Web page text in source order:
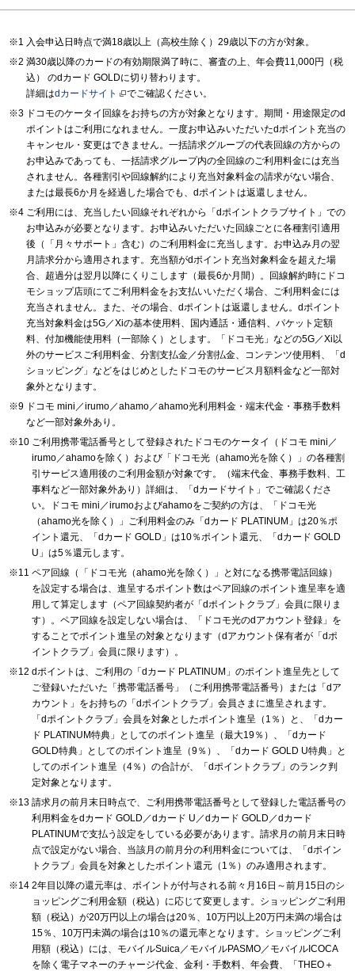
入会申込日時点で満18歳以上（高校生除く）29歳以下の方が対象。
満30歳以降のカードの有効期限満了時に、審査の上、年会費11,000円（税
込） のdカード GOLDに切り替わります。
詳細はdカードサイト
でご確認ください。
ドコモのケータイ回線をお持ちの方が対象となります。期間・用途限定のd
ポイントはご利用になれません。一度お申込みいただいたdポイント充当の
キャンセル・変更はできません。一括請求グループの代表回線の方からの
お申込みであっても、一括請求グループ内の全回線のご利用料金には充当
されません。各種割引や回線解約により充当対象料金の請求がない場合、
または最長6か月を経過した場合でも、dポイントは返還しません。
ご利用には、充当したい回線それぞれから「dポイントクラブサイト」での
お申込みが必要となります。お申込みいただいた回線ごとに各種割引適用
後（「月々サポート」含む）のご利用料金に充当します。お申込み月の翌
月請求分から適用されます。充当額がdポイント充当対象料金を超えた場
合、超過分は翌月以降にくりこします（最長6か月間）。回線解約時にドコ
モショップ店頭にてご利用料金をお支払いいただく場合、ご利用料金には
充当されません。また、その場合、dポイントは返還しません。dポイント
充当対象料金は5G／Xiの基本使用料、国内通話・通信料、パケット定額
料、付加機能使用料（一部除く）とします。「ドコモ光」などの5G／Xi以
外のサービスご利用料金、分割支払金／分割払金、コンテンツ使用料、「d
ショッピング」などをはじめとしたドコモのサービス月額料金など一部対
象外となります。
ドコモ mini／irumo／ahamo／ahamo光利用料金・端末代金・事務手数料
など一部対象外あり。
ご利用携帯電話番号として登録されたドコモのケータイ（ドコモ mini／
irumo／ahamoを除く）および「ドコモ光（ahamo光を除く）」の各種割
引サービス適用後のご利用金額が対象です。（端末代金、事務手数料、工
事料など一部対象外あり）詳細は、「dカードサイト」でご確認くださ
い。ドコモ mini／irumoおよびahamoをご契約の方は、「ドコモ光
（ahamo光を除く）」ご利用料金のみ「dカード PLATINUM」は20％ポ
イント還元、「dカード GOLD」は10％ポイント還元、「dカード GOLD
U」は5％還元します。
ペア回線（「ドコモ光（ahamo光を除く）」と対になる携帯電話回線）
を設定する場合は、進呈するポイント数はペア回線のポイント進呈率を適
用して算定します（ペア回線契約者が「dポイントクラブ」会員に限りま
す）。ペア回線を設定しない場合は、「ドコモ光のdアカウント登録」を
することでポイント進呈の対象となります（dアカウント保有者が「dポ
イントクラブ」会員に限ります）。
dポイントは、ご利用の「dカード PLATINUM」のポイント進呈先として
ご登録いただいた「携帯電話番号」（ご利用携帯電話番号）または「dア
カウント」をお持ちの「dポイントクラブ」会員さまに進呈されます。
「dポイントクラブ」会員を対象としたポイント進呈（1％）と、「dカー
ド PLATINUM特典」としてのポイント進呈（最大19％）、「dカード
GOLD特典」としてのポイント進呈（9％）、「dカード GOLD U特典」と
してのポイント進呈（4％）の合計が、「dポイントクラブ」のランク判
定対象となります。
請求月の前月末日時点で、ご利用携帯電話番号として登録した電話番号の
利用料金をdカード GOLD／dカード U／dカード GOLD／dカード
PLATINUMで支払う設定をしている必要があります。請求月の前月末日時
点で設定がない場合、当該月の前月分の利用料金については、「dポイン
トクラブ」会員を対象としたポイント還元（1％）のみ適用されます。
2年目以降の還元率は、ポイントが付与される前々月16日～前月15日のシ
ョッピングご利用金額（税込）に応じて変更します。ショッピングご利用
額（税込）が20万円以上の場合は20％、10万円以上20万円未満の場合は
15％、10万円未満の場合は10％の還元率となります。ショッピングご利
用額（税込）には、モバイルSuica／モバイルPASMO／モバイルICOCA
を除く電子マネーのチャージ代金、金利・手数料、年会費、「THEO＋